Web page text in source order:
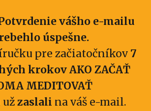
vášho e-mailu
úspešne.
pre začiatočníkov 7
krokov AKO ZAČAŤ
MEDITOVAŤ
užzaslali na váš e-mail.